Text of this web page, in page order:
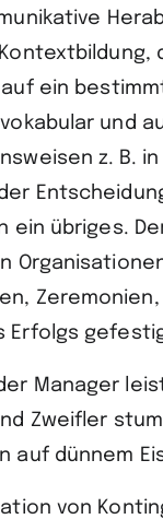
ein
und
z. B. in
ein übriges.
Erfolgs
Manager
Zweifler
auf dünnem
von